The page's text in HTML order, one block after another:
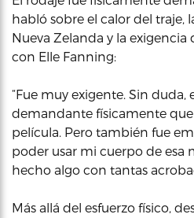
habló sobre el calor del traje,
Nueva Zelanda y la
con Elle Fanning:
“Fue muy exigente. Sin duda,
demandante físicamente
película. Pero también fue
poder usar mi cuerpo de esa
hecho algo con tantas
Más allá del esfuerzo físico,